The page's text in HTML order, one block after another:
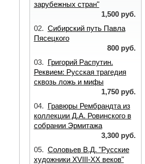
зарубежных стран"
1,500 руб.
02. Сибирский путь Павла
Пясецкого
800 руб.
03.
Григорий Распутин.
Реквием: Русская трагедия
сквозь ложь и мифы
1,750 руб.
04.
Гравюры Рембрандта из
коллекции Д.А. Ровинского в
собрании Эрмитажа
3,300 руб.
05. Соловьев В.Д. "Русские
художники XVIII-XX веков"